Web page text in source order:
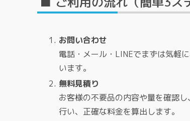
お問い合わせ
電話・メール・LINEでまずは気軽
います。
無料見積り
お客様の不要品の内容や量を確認
行い、正確な料金を算出します。